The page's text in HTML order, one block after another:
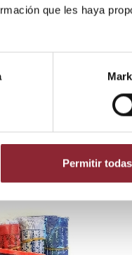
que les haya
Permitir todas